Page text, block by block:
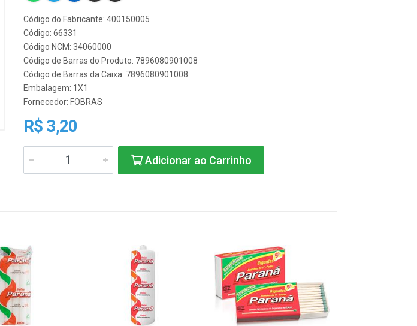
Código do Fabricante: 400150005
Código: 66331
Código NCM: 34060000
Código de Barras do Produto: 7896080901008
Código de Barras da Caixa: 7896080901008
Embalagem: 1X1
Fornecedor: FOBRAS
R$ 3,20
Adicionar ao Carrinho